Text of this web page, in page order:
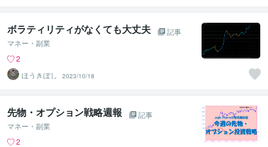
ボラティリティがなくても大丈夫
記事
マネー・副業
2
ほうきぼし
2023/10/18
先物・オプション戦略週報
記事
マネー・副業
2